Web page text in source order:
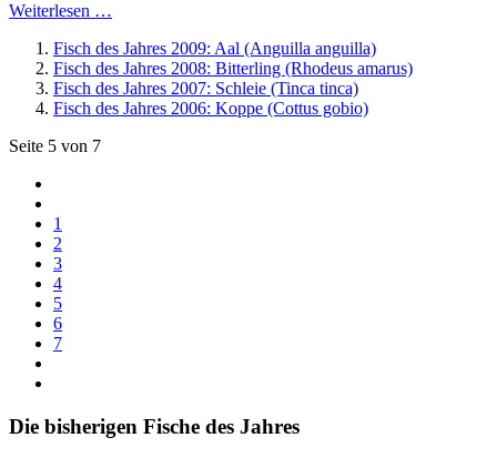
Weiterlesen …
Fisch des Jahres 2009: Aal (Anguilla anguilla)
Fisch des Jahres 2008: Bitterling (Rhodeus amarus)
Fisch des Jahres 2007: Schleie (Tinca tinca)
Fisch des Jahres 2006: Koppe (Cottus gobio)
Seite 5 von 7
1
2
3
4
5
6
7
Die bisherigen Fische des Jahres